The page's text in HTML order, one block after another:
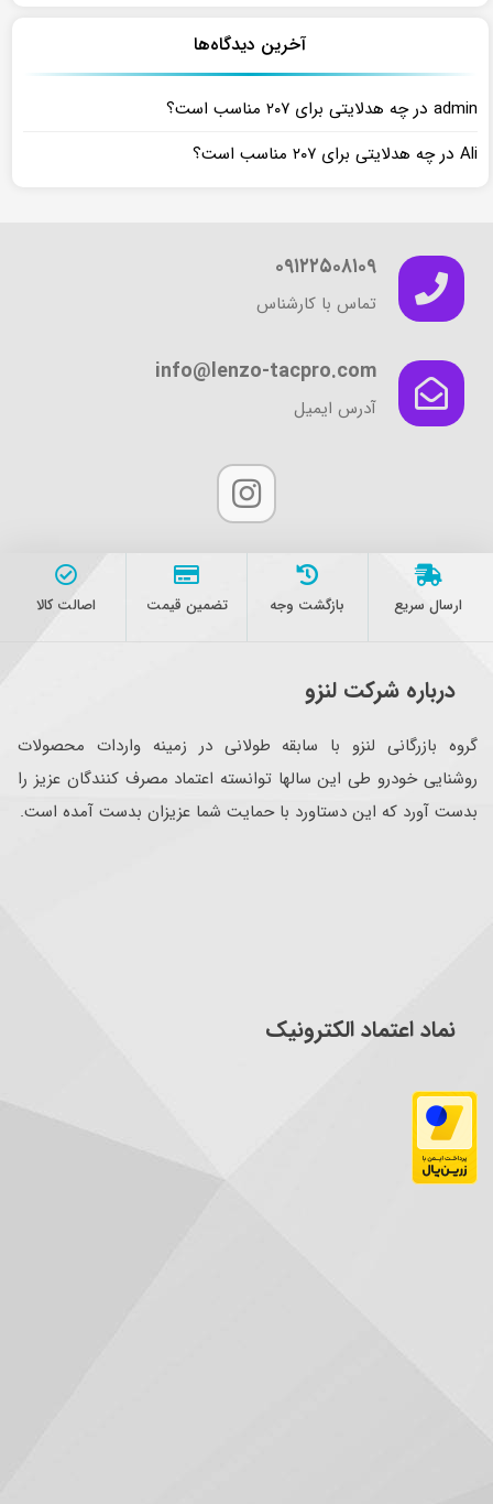
آخرین دیدگاه‌ها
admin درچه هدلایتی برای ۲۰۷ مناسب است؟
Ali درچه هدلایتی برای ۲۰۷ مناسب است؟
۰۹۱۲۲۵۰۸۱۰۹
تماس با کارشناس
info@lenzo-tacpro.com
آدرس ایمیل
ارسال سریع بازگشت وجه تضمین قیمت اصالت کالا
درباره شرکت لنزو
گروه بازرگانی لنزو با سابقه طولانی در زمینه واردات محصولات
روشنایی خودرو طی این سالها توانسته اعتماد مصرف کنندگان عزیز را
بدست آورد که این دستاورد با حمایت شما عزیزان بدست آمده است.
نماد اعتماد الکترونیک